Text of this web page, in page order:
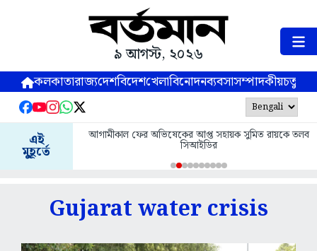
৯ আগস্ট, ২০২৬
কলকাতারাজ্যদেশবিদেশখেলাবিনোদনব্যবসাসম্পাদকীয়
এই
মুহূর্তে
আগামীকাল ফের অভিষেকের আপ্ত সহায়ক সুমিত রায়কে তলব
সিআইডির
Gujarat water crisis